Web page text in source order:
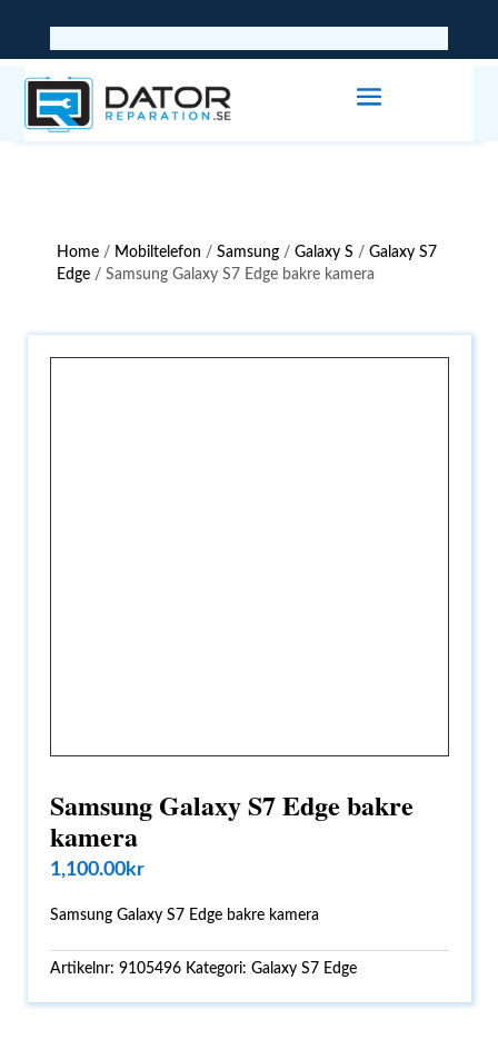
Home / Mobiltelefon /Samsung /Galaxy S /Galaxy S7
Edge / Samsung Galaxy S7 Edge bakre kamera
Samsung Galaxy S7 Edge bakre
kamera
1,100.00kr
Samsung Galaxy S7 Edge bakre kamera
Artikelnr:9105496 Kategori:Galaxy S7 Edge